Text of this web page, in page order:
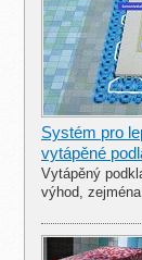
Systém pro
vytápěné
Vytápěný
výhod,